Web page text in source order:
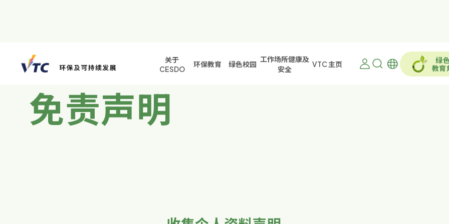
关于
CESDO
环保教育 绿色校园
工作场所健康及
安全
VTC 主页
绿
教育
免责声明